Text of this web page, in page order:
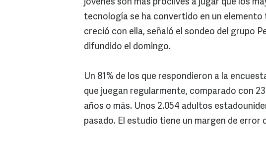
jóvenes son más proclives a jugar que los
tecnología se ha convertido en un
creció con ella, señaló el sondeo del grupo
difundido el domingo.
Un 81% de los que respondieron a la
que juegan regularmente, comparado con
años o más. Unos 2.054 adultos
pasado. El estudio tiene un margen de error